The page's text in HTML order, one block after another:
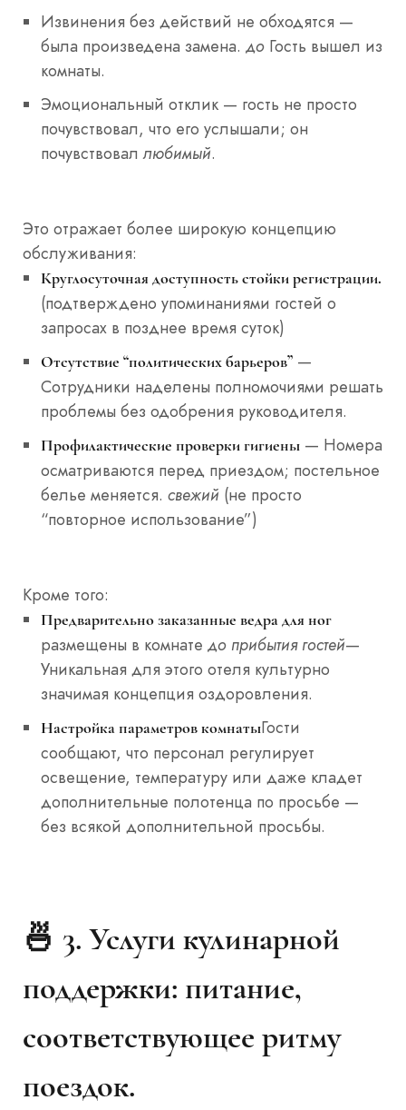
Извинения без действий не обходятся —
была произведена замена. доГость вышел из
комнаты.
Эмоциональный отклик — гость не просто
почувствовал, что его услышали; он
почувствоваллюбимый.
Это отражает более широкую концепцию
обслуживания:
Круглосуточная доступность стойки регистрации.
(подтверждено упоминаниями гостей о
запросах в позднее время суток)
Отсутствие “политических барьеров”—
Сотрудники наделены полномочиями решать
проблемы без одобрения руководителя.
Профилактические проверки гигиены— Номера
осматриваются перед приездом; постельное
белье меняется. свежий (не просто
“повторное использование”)
Кроме того:
Предварительно заказанные ведра для ног
размещены в комнате до прибытия гостей—
Уникальная для этого отеля культурно
значимая концепция оздоровления.
Настройка параметров комнатыГости
сообщают, что персонал регулирует
освещение, температуру или даже кладет
дополнительные полотенца по просьбе —
без всякой дополнительной просьбы.
🍜 3. Услуги кулинарной
поддержки: питание,
соответствующее ритму
поездок.